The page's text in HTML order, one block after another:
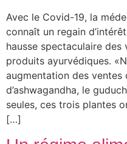
Avec le Covid-19, la
connaît un regain
hausse spectaculaire
produits ayurvédiques.
augmentation des ventes
d’ashwagandha, le
seules, ces trois plantes
[…]